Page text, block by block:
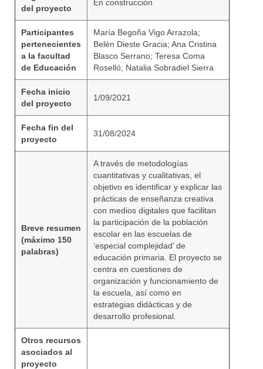
del proyecto
En construcción
Participantes
pertenecientes
a la facultad
de Educación
María Begoña Vigo Arrazola;
Belén Dieste Gracia; Ana Cristina
Blasco Serrano; Teresa Coma
Roselló; Natalia Sobradiel Sierra
Fecha inicio
del proyecto
1/09/2021
Fecha fin del
proyecto
31/08/2024
Breve resumen
(máximo 150
palabras)
A través de metodologías
cuantitativas y cualitativas, el
objetivo es identificar y explicar las
prácticas de enseñanza creativa
con medios digitales que facilitan
la participación de la población
escolar en las escuelas de
‘especial complejidad’ de
educación primaria. El proyecto se
centra en cuestiones de
organización y funcionamiento de
la escuela, así como en
estrategias didácticas y de
desarrollo profesional.
Otros recursos
asociados al
proyecto